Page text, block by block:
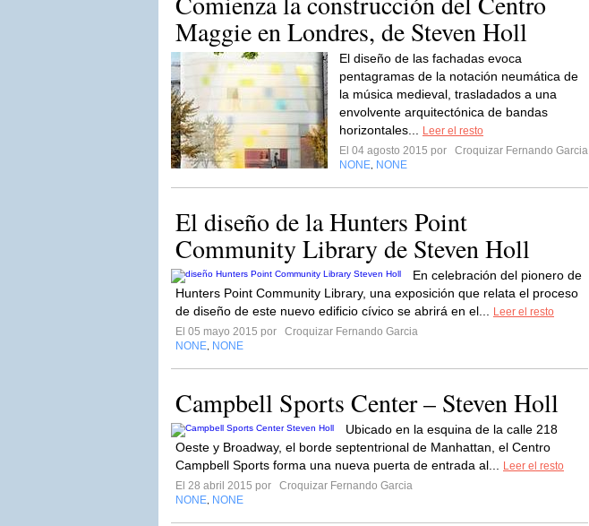
Maggie en Londres, de Steven Holl
El diseño de las fachadas evoca
pentagramas de la notación neumática de
la música medieval, trasladados a una
envolvente arquitectónica de bandas
horizontales...
Leer el resto
El 04 agosto 2015 por
Croquizar Fernando Garcia
NONE NONE
El diseño de la Hunters Point
Community Library de Steven Holl
En celebración del pionero de
Hunters Point Community Library, una exposición que relata el proceso
de diseño de este nuevo edificio cívico se abrirá en el...
Leer el resto
El 05 mayo 2015 por
Croquizar Fernando Garcia
NONE NONE
Campbell Sports Center – Steven Holl
Ubicado en la esquina de la calle 218
Oeste y Broadway, el borde septentrional de Manhattan, el Centro
Campbell Sports forma una nueva puerta de entrada al...
Leer el resto
El 28 abril 2015 por
Croquizar Fernando Garcia
NONE NONE